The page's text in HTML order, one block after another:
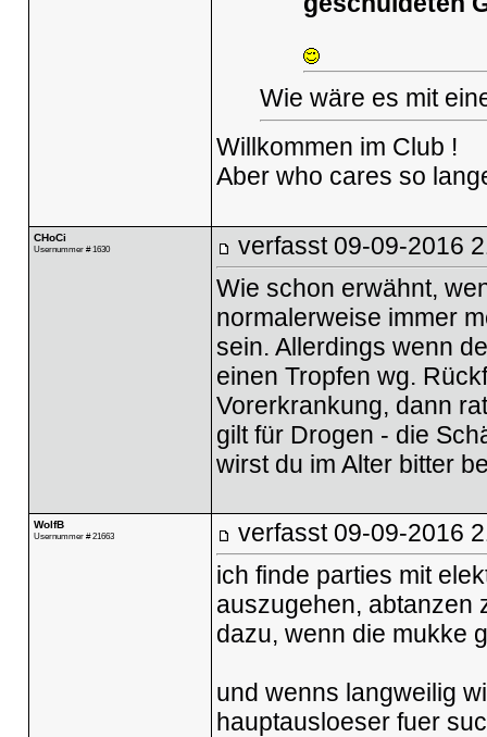
Wie wäre es mit
Willkommen im Club !
Aber who cares so
CHoCi
Usernummer # 1630 verfasst 09-09-2016
Wie schon erwähnt,
normalerweise immer
sein. Allerdings wenn
einen Tropfen wg.
Vorerkrankung, dann
gilt für Drogen - die
wirst du im Alter bitter
WolfB
Usernummer # 21663 verfasst 09-09-2016
ich finde parties mit
auszugehen, abtanzen
dazu, wenn die mukke
und wenns langweilig
hauptausloeser fuer